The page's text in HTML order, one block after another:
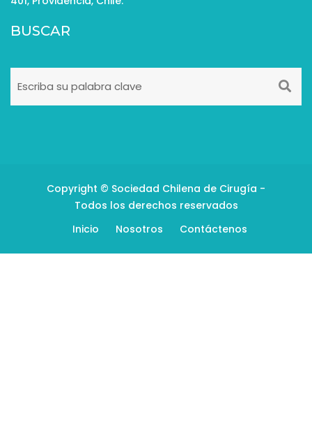
BUSCAR
Copyright © Sociedad Chilena de Cirugía -
Todos los derechos reservados
Inicio
Nosotros Contáctenos